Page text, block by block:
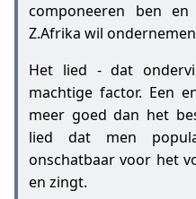
componeeren ben
Z.Afrika wil
Het lied - dat
machtige factor. Een
meer goed dan het
lied dat men
onschatbaar voor het
en zingt.